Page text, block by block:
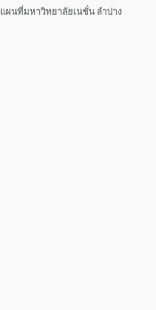
แผนที่มหาวิทยาลัยเนชั่น ลำปาง